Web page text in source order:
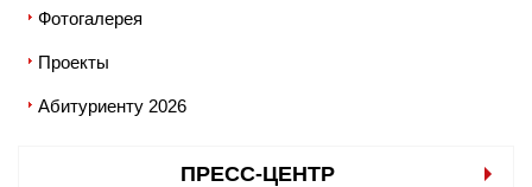
Фотогалерея
Проекты
Абитуриенту 2026
ПРЕСС-ЦЕНТР